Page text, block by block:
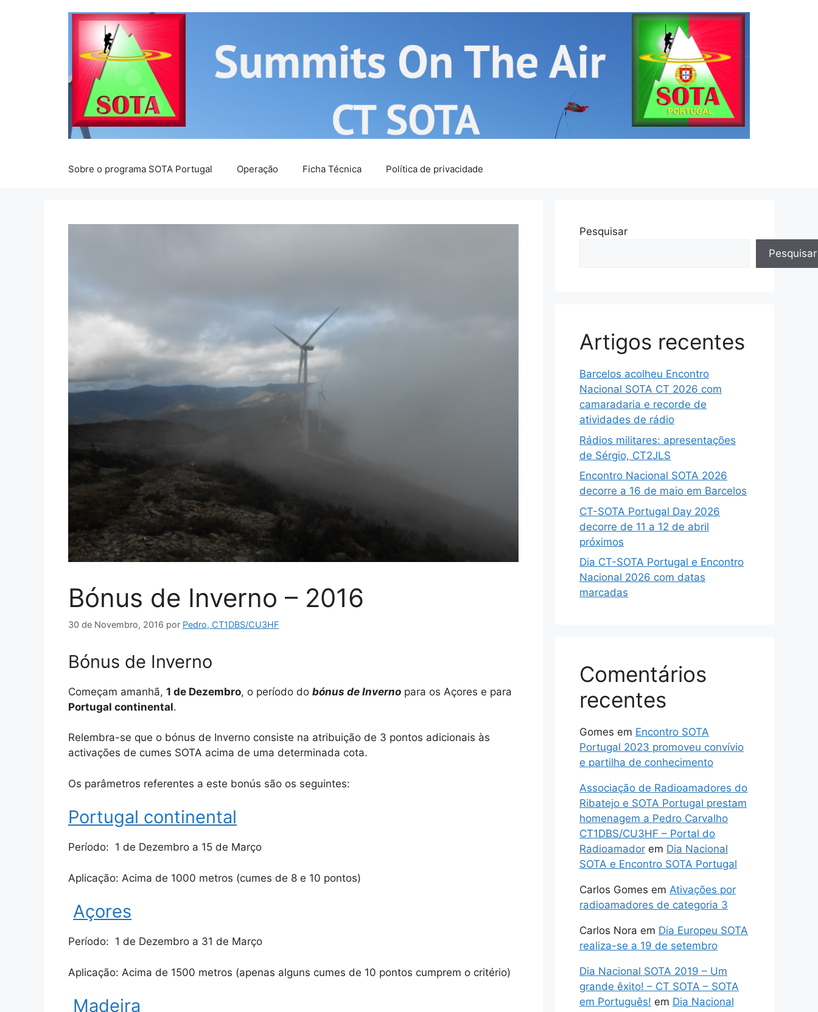
Sobre o programa SOTA Portugal Operação Ficha Técnica Política de privacidade
Bónus de Inverno – 2016
30 de Novembro, 2016 por Pedro, CT1DBS/CU3HF
Bónus de Inverno
Começam amanhã, 1 de Dezembro, o período do bónus de Inverno para os Açores e para
Portugal continental.
Relembra-se que o bónus de Inverno consiste na atribuição de 3 pontos adicionais às
activações de cumes SOTA acima de uma determinada cota.
Os parâmetros referentes a este bonús são os seguintes:
Portugal continental
Período: 1 de Dezembro a 15 de Março
Aplicação: Acima de 1000 metros (cumes de 8 e 10 pontos)
Açores
Período: 1 de Dezembro a 31 de Março
Aplicação: Acima de 1500 metros (apenas alguns cumes de 10 pontos cumprem o critério)
Madeira
Pesquisar
Pesquisar
Artigos recentes
Barcelos acolheu Encontro
Nacional SOTA CT 2026 com
camaradaria e recorde de
atividades de rádio
Rádios militares: apresentações
de Sérgio, CT2JLS
Encontro Nacional SOTA 2026
decorre a 16 de maio em Barcelos
CT-SOTA Portugal Day 2026
decorre de 11 a 12 de abril
próximos
Dia CT-SOTA Portugal e Encontro
Nacional 2026 com datas
marcadas
Comentários
recentes
Gomes em Encontro SOTA
Portugal 2023 promoveu convívio
e partilha de conhecimento
Associação de Radioamadores do
Ribatejo e SOTA Portugal prestam
homenagem a Pedro Carvalho
CT1DBS/CU3HF – Portal do
Radioamador em Dia Nacional
SOTA e Encontro SOTA Portugal
Carlos Gomes em Ativações por
radioamadores de categoria 3
Carlos Nora em Dia Europeu SOTA
realiza-se a 19 de setembro
Dia Nacional SOTA 2019 – Um
grande êxito! – CT SOTA – SOTA
em Português! em Dia Nacional